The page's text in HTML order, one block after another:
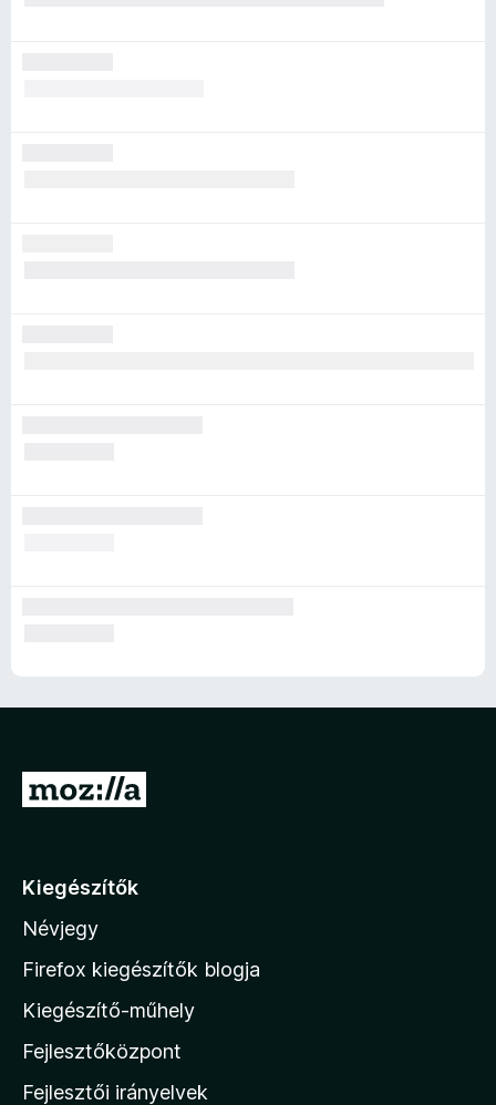
U
á
a
M
z
i
l
Kiegészítők
Névjegy
Firefox kiegészítők blogja
Kiegészítő-műhely
Fejlesztőközpont
Fejlesztői irányelvek